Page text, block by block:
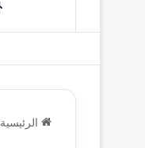
الرئيسية